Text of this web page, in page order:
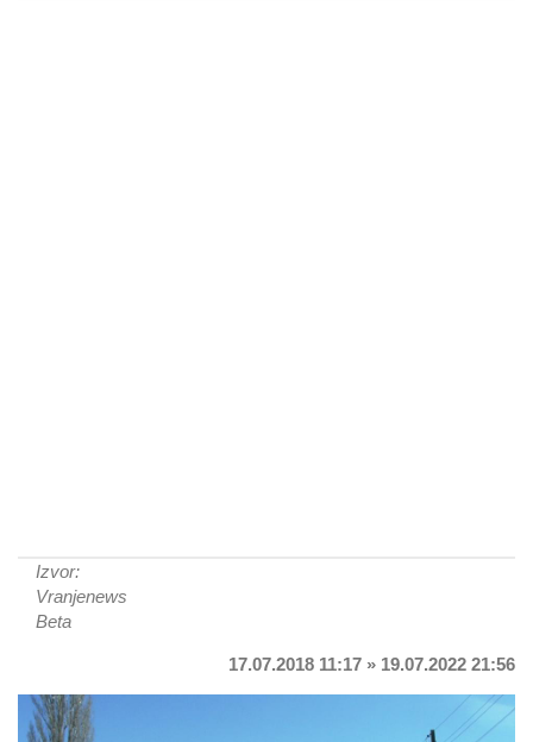
Izvor:
Vranjenews
Beta
17.07.2018 11:17 » 19.07.2022 21:56